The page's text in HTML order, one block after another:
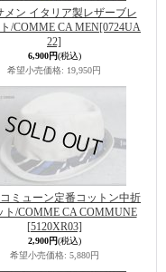
メン イタリア製レザーブレ
/COMME CA MEN[0724UA
22]
6,900円(税込)
希望小売価格: 19,950円
ミューン定番コットン中折
ト/COMME CA COMMUNE
[5120XR03]
2,900円(税込)
希望小売価格: 5,880円